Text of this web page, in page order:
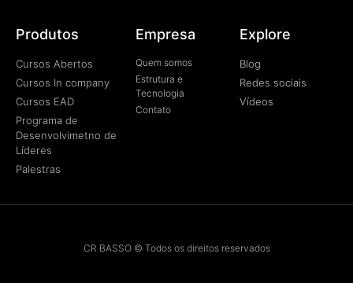
Produtos
Cursos Abertos
Cursos In company
Cursos EAD
Programa de
Desenvolvimetno de
Líderes
Palestras
Empresa
Quem somos
Estrutura e
Tecnologia
Contato
Explore
Blog
Redes sociais
Vídeos
CR BASSO © Todos os direitos reservados